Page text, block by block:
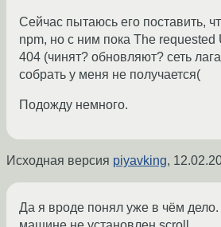
Сейчас пытаюсь его поставить,
npm, но с ним пока The requested
404 (чинят? обновляют? сеть
собрать у меня не получается(
Подожду немного.
Исходная версия piyavking,
Да я вроде понял уже в чём